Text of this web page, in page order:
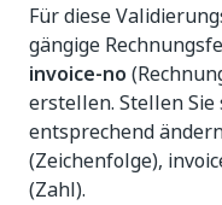
Für diese
gängige
invoice-no
erstellen. Stellen
entsprechend
(Zeichenfolge),
(Zahl).